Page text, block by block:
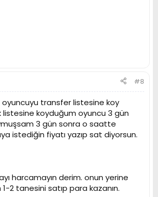
#8
oyuncuyu transfer listesine koy
listesine koyduğum oyuncu 3 gün
3 gün sonra o saatte
istediğin fiyatı yazıp sat diyorsun.
harcamayın derim. onun yerine
2 tanesini satıp para kazanın.